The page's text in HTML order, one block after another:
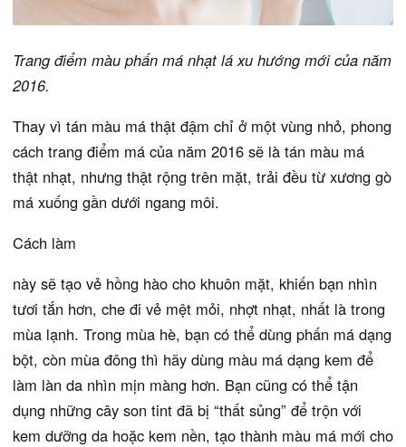
Trang điểm màu phấn má nhạt lá xu hướng mới của năm
2016.
Thay vì tán màu má thật đậm chỉ ở một vùng nhỏ, phong
cách trang điểm má của năm 2016 sẽ là tán màu má
thật nhạt, nhưng thật rộng trên mặt, trải đều từ xương gò
má xuống gần dưới ngang môi.
Cách làm
này sẽ tạo vẻ hồng hào cho khuôn mặt, khiến bạn nhìn
tươi tắn hơn, che đi vẻ mệt mỏi, nhợt nhạt, nhất là trong
mùa lạnh. Trong mùa hè, bạn có thể dùng phấn má dạng
bột, còn mùa đông thì hãy dùng màu má dạng kem để
làm làn da nhìn mịn màng hơn. Bạn cũng có thể tận
dụng những cây son tint đã bị “thất sủng” để trộn với
kem dưỡng da hoặc kem nền, tạo thành màu má mới cho